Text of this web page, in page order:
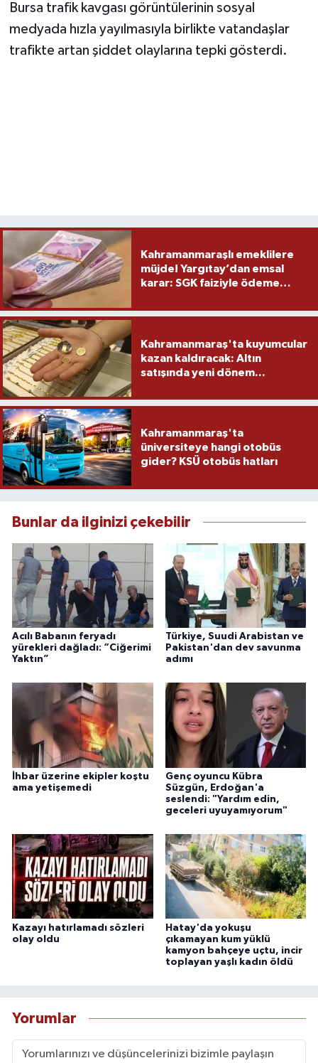
Bursa trafik kavgası görüntülerinin sosyal
medyada hızla yayılmasıyla birlikte vatandaşlar
trafikte artan şiddet olaylarına tepki gösterdi.
Kahramanmaraşlı emeklilere
müjde! Yargıtay’dan emsal
karar: SGK faiziyle ödeme
Kahramanmaraş'ta kuyumcular
kazan kaldıracak: Altın
satışında yeni dönem...
Kahramanmaraş'ta
üniversiteye hangi otobüs
gider? KSÜ otobüs hatları
Bunlar da ilginizi çekebilir
Acılı Babanın feryadı
yürekleri dağladı: “Ciğerimi
Yaktın”
Türkiye, Suudi Arabistan ve
Pakistan'dan dev savunma
adımı
İhbar üzerine ekipler koştu
ama yetişemedi
Genç oyuncu Kübra
Süzgün, Erdoğan'a
seslendi: "Yardım edin,
geceleri uyuyamıyorum"
Kazayı hatırlamadı sözleri
olay oldu
Hatay'da yokuşu
çıkamayan kum yüklü
kamyon bahçeye uçtu, incir
toplayan yaşlı kadın öldü
Yorumlar